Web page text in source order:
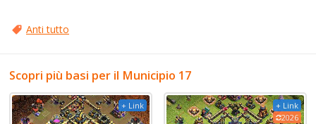
Anti tutto
Scopri più basi per il Municipio 17
+ Link
+ Link
2026